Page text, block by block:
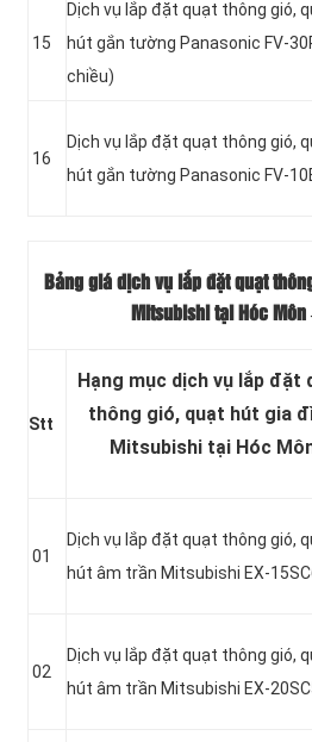
15
Dịch vụ lắp đặt quạt thông gió,
hút gắn tường Panasonic FV-
chiều)
16
Dịch vụ lắp đặt quạt thông gió,
hút gắn tường Panasonic FV-
Bảng giá dịch vụ lắp đặt quạt
Mitsubishi tại Hóc Môn
Stt
Hạng mục dịch vụ lắp đặt
thông gió, quạt hút gia
Mitsubishi tại Hóc
01
Dịch vụ lắp đặt quạt thông gió,
hút âm trần Mitsubishi EX-
02
Dịch vụ lắp đặt quạt thông gió,
hút âm trần Mitsubishi EX-